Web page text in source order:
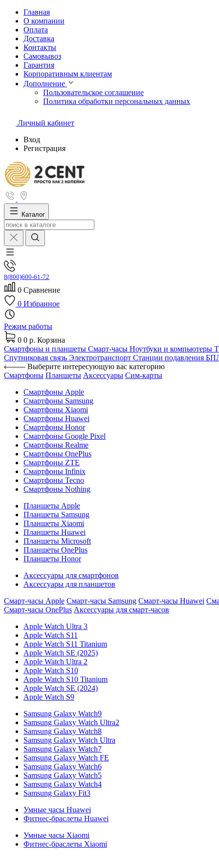
Главная
О компании
Оплата
Доставка
Контакты
Самовывоз
Гарантия
Корпоративным клиентам
Дополнение
Пользовательское соглашение
Политика обработки персональных данных
Личный кабинет
Вход
Регистрация
Каталог
8(800)600-61-72
0 Сравнение
0 Избранное
Режим работы
0 0 р. Корзина
Смартфоны и планшеты Смарт-часы Ноутбуки и компьютеры
Спутниковая связь Электротранспорт Станции подавления
Выберите интересующую вас категорию
Смартфоны Планшеты Аксессуары Сим-карты
Смартфоны Apple
Смартфоны Samsung
Смартфоны Xiaomi
Смартфоны Huawei
Смартфоны Honor
Смартфоны Google Pixel
Смартфоны Realme
Смартфоны OnePlus
Смартфоны ZTE
Смартфоны Infinix
Смартфоны Tecno
Смартфоны Nothing
Планшеты Apple
Планшеты Samsung
Планшеты Xiaomi
Планшеты Huawei
Планшеты Microsoft
Планшеты OnePlus
Планшеты Honor
Аксессуары для смартфонов
Аксессуары для планшетов
Смарт-часы Apple Смарт-часы Samsung Смарт-часы Huawei
Смарт-часы OnePlus Аксессуары для смарт-часов
Apple Watch Ultra 3
Apple Watch S11
Apple Watch S11 Titanium
Apple Watch SE (2025)
Apple Watch Ultra 2
Apple Watch S10
Apple Watch S10 Titanium
Apple Watch SE (2024)
Apple Watch S9
Samsung Galaxy Watch9
Samsung Galaxy Watch Ultra2
Samsung Galaxy Watch8
Samsung Galaxy Watch Ultra
Samsung Galaxy Watch7
Samsung Galaxy Watch FE
Samsung Galaxy Watch6
Samsung Galaxy Watch5
Samsung Galaxy Watch4
Samsung Galaxy Fit3
Умные часы Huawei
Фитнес-браслеты Huawei
Умные часы Xiaomi
Фитнес-браслеты Xiaomi